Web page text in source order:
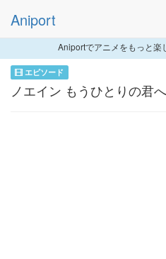
Aniport
Aniportでアニメをもっと楽
エピソード
ノエイン もうひとりの君